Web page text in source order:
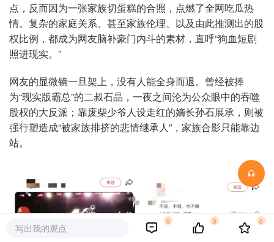
点，反而因为一张家族切蛋糕的合照，点燃了全网吃瓜热
情。复杂的家庭关系、甚至家族伦理、以及由此推测出的股
权比例，都成为网友脑补豪门内斗的素材，直呼“狗血短剧
照进现实。”
网友的显微镜一旦架上，没有人能全身而退。曾经被捧
为“现实版霸总”的二叔石晶，一夜之间沦为公众眼中的吞噬
股权的大反派；靠废柴少爷人设走红的嫡长孙石展承，则被
强行塑造成“被家族排挤的悲情继承人”，家族合影只能靠边
站。
写出我的观点
0 0 0